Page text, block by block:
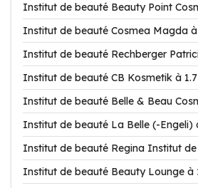
Institut de beauté Beauty Point
Institut de beauté Cosmea Magda à
Institut de beauté Rechberger
Institut de beauté CB Kosmetik à
Institut de beauté Belle & Beau
Institut de beauté La Belle (-Engeli)
Institut de beauté Regina Institut
Institut de beauté Beauty Lounge à